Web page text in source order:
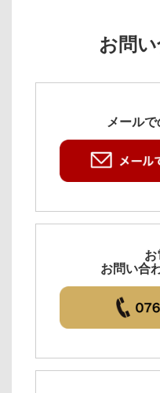
お問
メール
お問い合